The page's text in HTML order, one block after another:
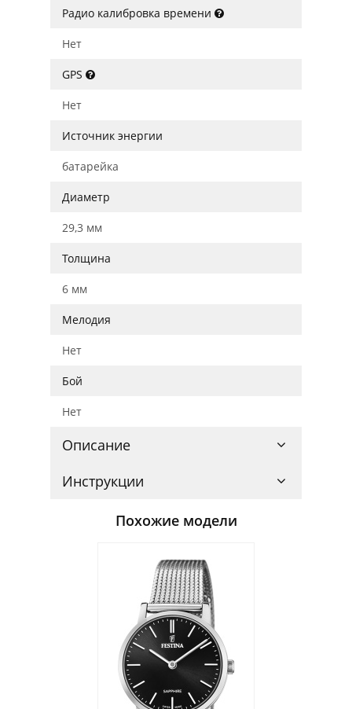
Радио калибровка времени
Нет
GPS
Нет
Источник энергии
батарейка
Диаметр
29,3 мм
Толщина
6 мм
Мелодия
Нет
Бой
Нет
Описание
Инструкции
Похожие модели